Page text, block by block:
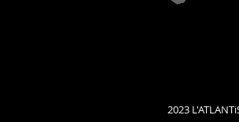
2023